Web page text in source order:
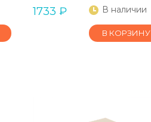
1733 ₽ В наличии
В КОРЗИНУ